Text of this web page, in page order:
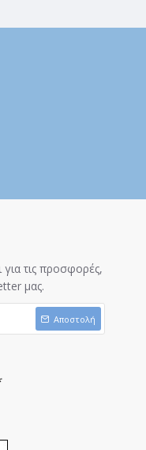
τις προσφορές,
μας.
Αποστολή